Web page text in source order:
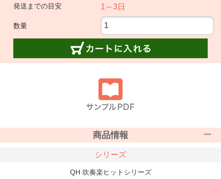
発送までの目安
1～3日
数量
商品情報
シリーズ
QH 吹奏楽ヒットシリーズ